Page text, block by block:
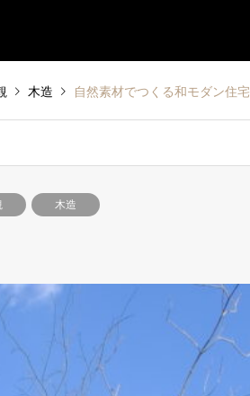
木造 自然素材でつくる和モダン住宅
木造